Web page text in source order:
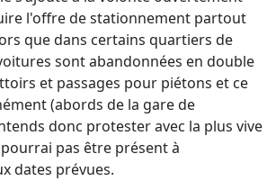
l'offre de stationnement partout
que dans certains quartiers de
sont abandonnées en double
et passages pour piétons et ce
(abords de la gare de
donc protester avec la plus vive
pas être présent à
dates prévues.